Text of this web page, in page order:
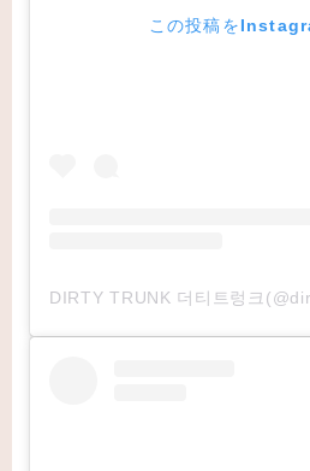
この投稿を